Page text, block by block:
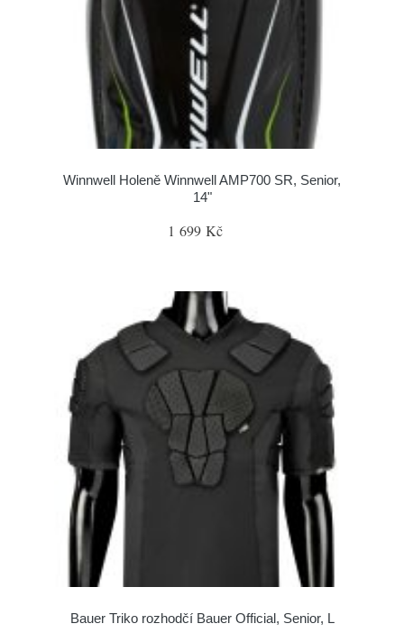
Winnwell Holeně Winnwell AMP700 SR, Senior,
14"
1 699 Kč
Bauer Triko rozhodčí Bauer Official, Senior, L